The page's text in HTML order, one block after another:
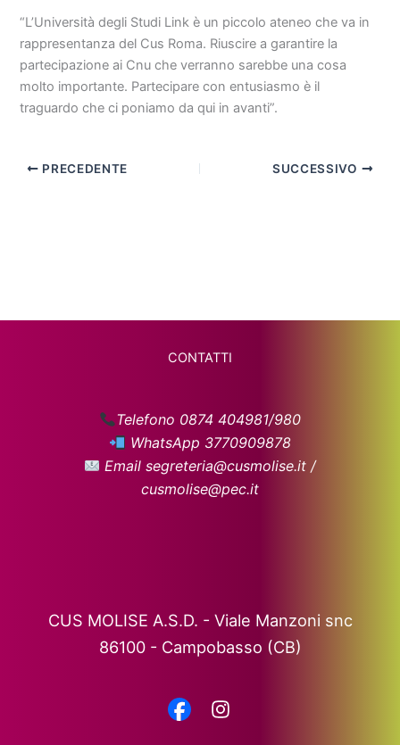
“L’Università degli Studi Link è un piccolo ateneo che va in
rappresentanza del Cus Roma. Riuscire a garantire la
partecipazione ai Cnu che verranno sarebbe una cosa
molto importante. Partecipare con entusiasmo è il
traguardo che ci poniamo da qui in avanti”.
PRECEDENTE SUCCESSIVO
CONTATTI
Telefono 0874 404981/980
WhatsApp 3770909878
Email segreteria@cusmolise.it /
cusmolise@pec.it
CUS MOLISE A.S.D. - Viale Manzoni snc
86100 - Campobasso (CB)